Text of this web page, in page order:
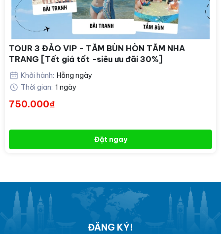
TOUR 3 ĐẢO VIP - TẮM BÙN HÒN TẰM NHA
TRANG [Tết giá tốt -siêu ưu đãi 30%]
Khởi hành: Hằng ngày
Thời gian: 1 ngày
750.000₫
Đặt ngay
ĐĂNG KÝ!